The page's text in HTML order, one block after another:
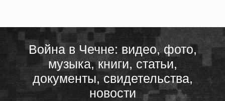
Война в Чечне: видео, фото,
музыка, книги, статьи,
документы, свидетельства,
новости